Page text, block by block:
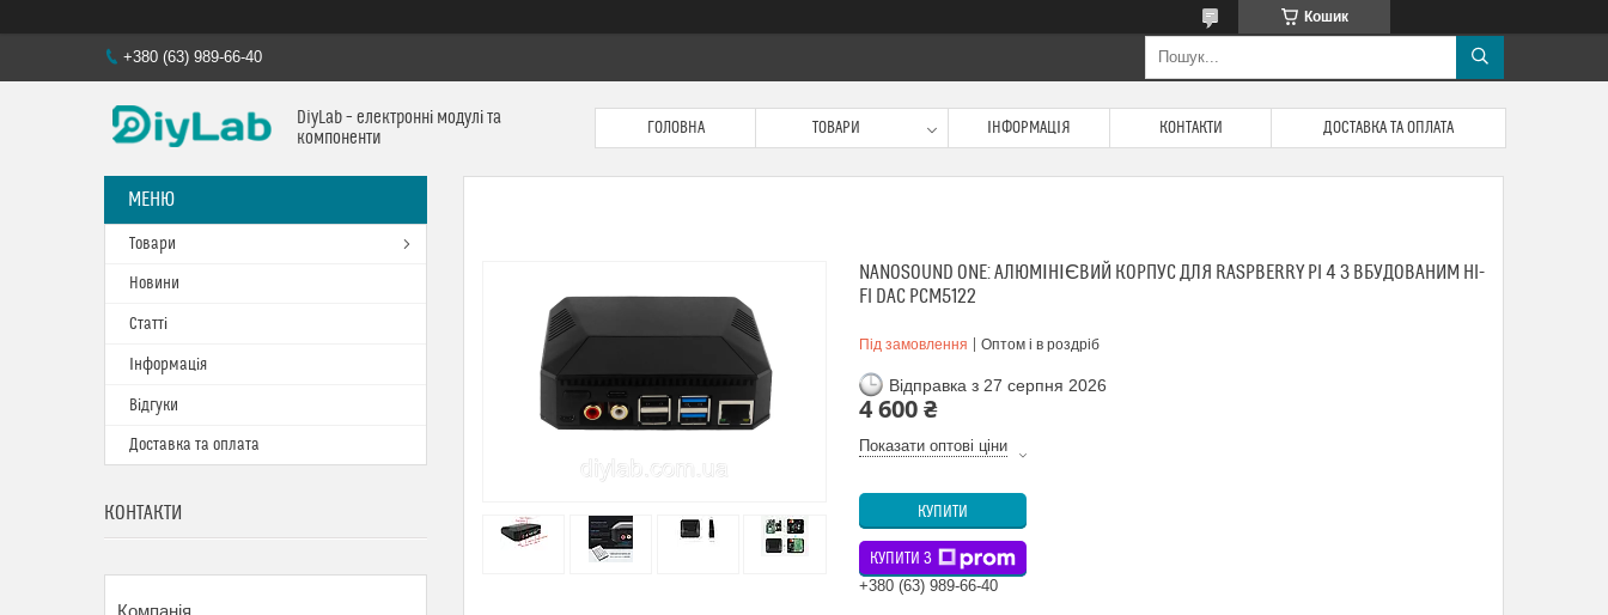
Кошик
+380 (63) 989-66-40
DiyLab – електронні модулі та
компоненти
ГОЛОВНА ТОВАРИ ІНФОРМАЦІЯ КОНТАКТИ ДОСТАВКА ТА ОПЛАТА
NANOSOUND ONE: АЛЮМІНІЄВИЙ КОРПУС ДЛЯ RASPBERRY PI 4 З ВБУДОВАНИМ HI-
FI DAC PCM5122
Під замовлення Оптом і в роздріб
Відправка з 27 серпня 2026
4 600 ₴
Показати оптові ціни
КУПИТИ
КУПИТИ З
+380 (63) 989-66-40
Товари
Новини
Статті
Інформація
Відгуки
Доставка та оплата
КОНТАКТИ